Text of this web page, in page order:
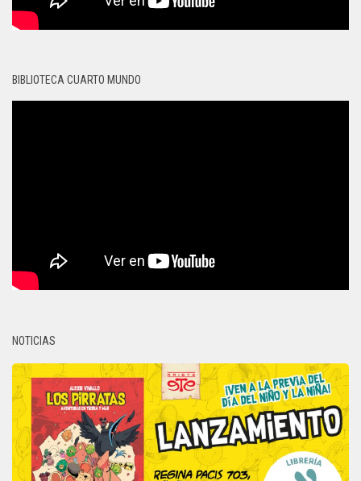
BIBLIOTECA CUARTO MUNDO
NOTICIAS